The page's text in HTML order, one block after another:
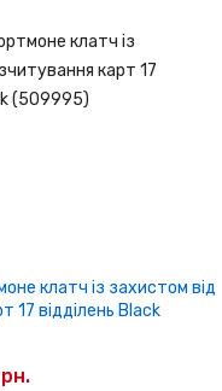
клатч із захистом від
17 відділень Black